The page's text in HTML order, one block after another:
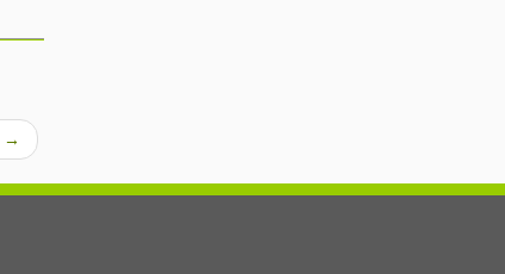
→